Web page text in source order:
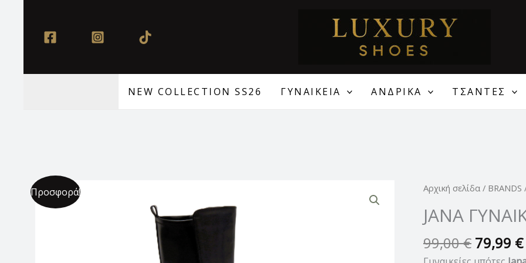
περιεχόμενο
NEW COLLECTION SS26 ΓΥΝΑΙΚΕΙΑ ΑΝΔΡΙΚΑ ΤΣΑΝΤΕΣ
Προσφορά! Αρχική σελίδα/ BRANDS
JANA
99,00€
Original
was:
99,00 €.
79,99 €
JANA
ΔΕΡΜΑΤΙΝΕΣ
ποσότητα